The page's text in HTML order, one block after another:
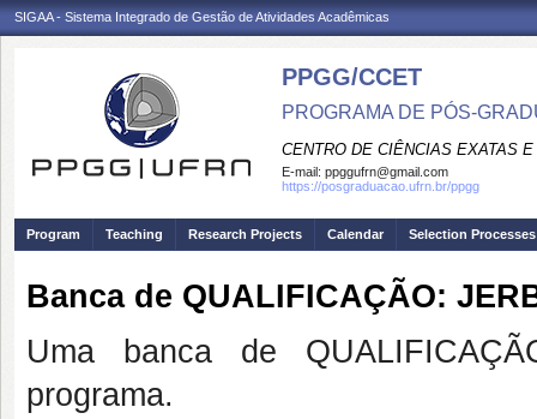
SIGAA - Sistema Integrado de Gestão de Atividades Acadêmicas
PPGG/CCET
PROGRAMA DE PÓS-
CENTRO DE CIÊNCIAS EXATAS
E-mail: ppggufrn@gmail.com
https://posgraduacao.ufrn.br/ppgg
Program Teaching Research Projects Calendar Selection Processes
Banca de QUALIFICAÇÃO:
Uma banca de
programa.